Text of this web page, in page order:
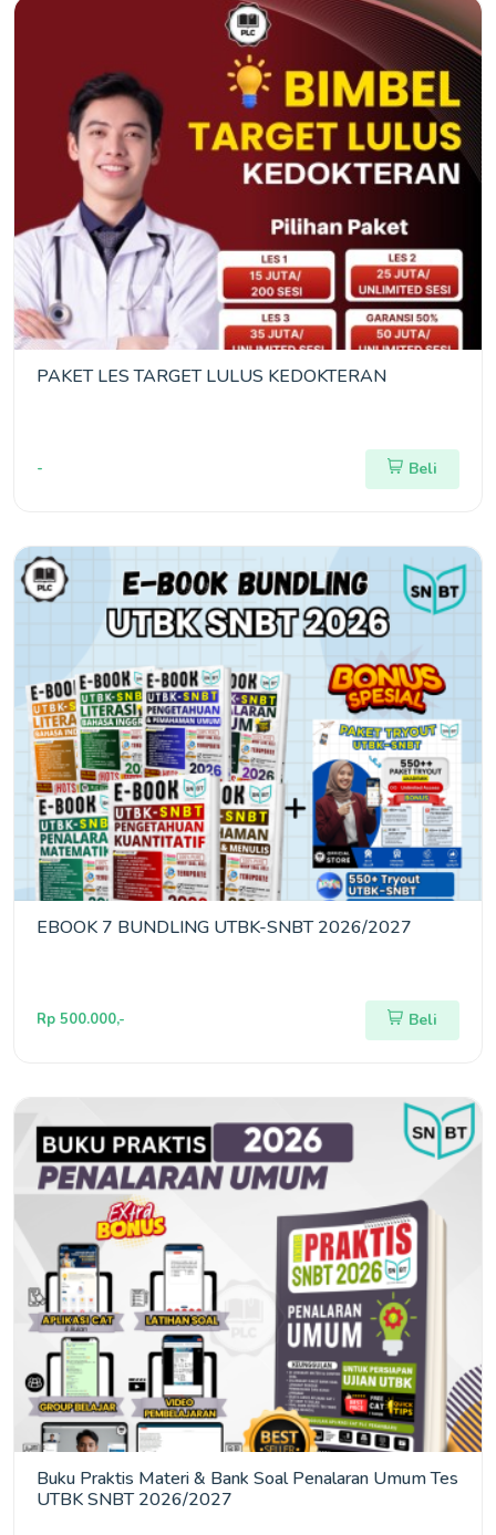
PAKET LES TARGET LULUS KEDOKTERAN
- Beli
EBOOK 7 BUNDLING UTBK-SNBT 2026/2027
Rp 500.000,- Beli
Buku Praktis Materi & Bank Soal Penalaran Umum Tes
UTBK SNBT 2026/2027